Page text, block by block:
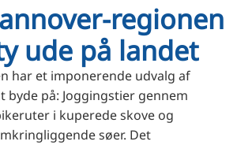
regionen
ude på landet
har et imponerende udvalg af
på: Joggingstier gennem
i kuperede skove og
søer. Det